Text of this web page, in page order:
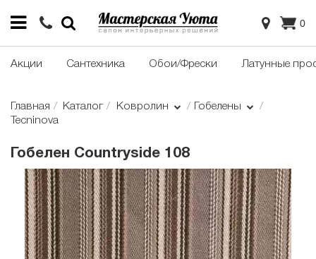
0
Акции Сантехника Обои/Фрески Латунные
Главная Каталог Ковролин
Гобелены
Tecninova
Гобелен Сountryside 108